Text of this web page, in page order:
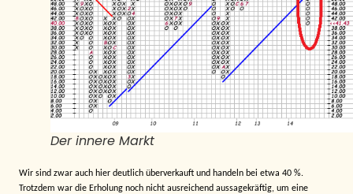
Der innere Markt
Wir sind zwar auch hier deutlich überverkauft und handeln bei etwa 40 %.
Trotzdem war die Erholung noch nicht ausreichend aussagekräftig, um eine